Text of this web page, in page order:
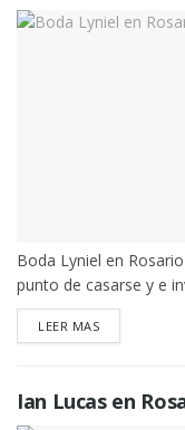
Boda Lyniel en
punto de casarse y e
LEER MASDETAILS
Ian Lucas en